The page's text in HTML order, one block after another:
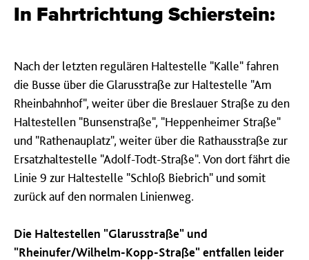
In Fahrtrichtung Schierstein:
Nach der letzten regulären Haltestelle "Kalle" fahren
die Busse über die Glarusstraße zur Haltestelle "Am
Rheinbahnhof", weiter über die Breslauer Straße zu den
Haltestellen "Bunsenstraße", "Heppenheimer Straße"
und "Rathenauplatz", weiter über die Rathausstraße zur
Ersatzhaltestelle "Adolf-Todt-Straße". Von dort fährt die
Linie 9 zur Haltestelle "Schloß Biebrich" und somit
zurück auf den normalen Linienweg.
Die Haltestellen "Glarusstraße" und
"Rheinufer/Wilhelm-Kopp-Straße" entfallen leider